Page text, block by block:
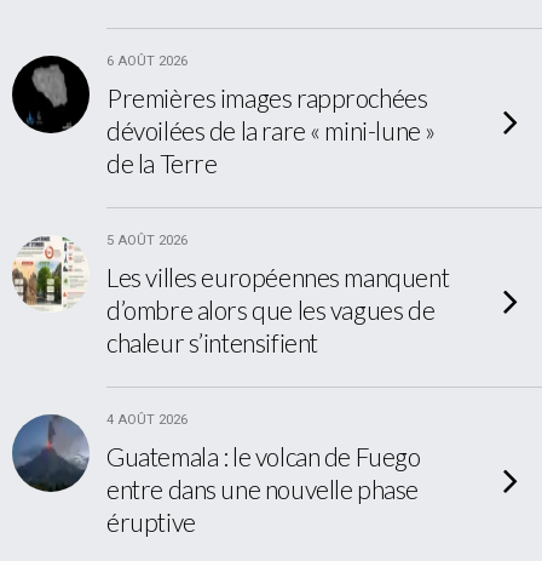
6 AOÛT 2026
Premières images rapprochées
dévoilées de la rare « mini-lune »
de la Terre
5 AOÛT 2026
Les villes européennes manquent
d’ombre alors que les vagues de
chaleur s’intensifient
4 AOÛT 2026
Guatemala : le volcan de Fuego
entre dans une nouvelle phase
éruptive